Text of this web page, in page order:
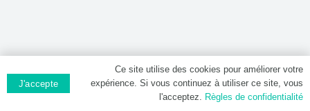
Ce site utilise des cookies pour améliorer votre
expérience. Si vous continuez à utiliser ce site, vous
l'acceptez. Règles de confidentialité
J'accepte